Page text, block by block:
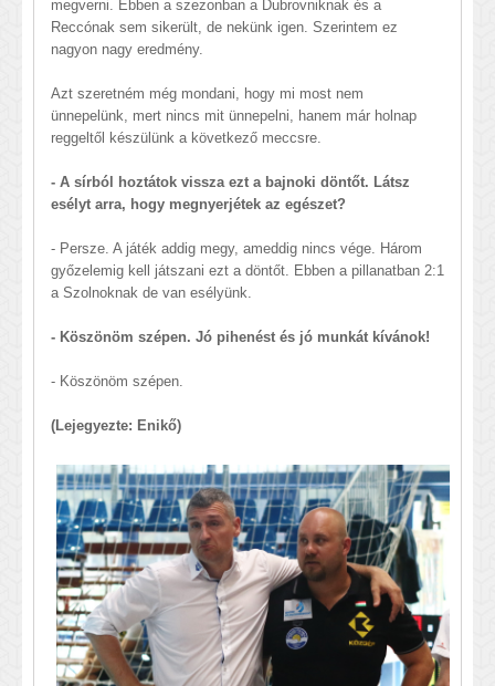
megverni. Ebben a szezonban a Dubrovniknak és a
Reccónak sem sikerült, de nekünk igen. Szerintem ez
nagyon nagy eredmény.
Azt szeretném még mondani, hogy mi most nem
ünnepelünk, mert nincs mit ünnepelni, hanem már holnap
reggeltől készülünk a következő meccsre.
- A sírból hoztátok vissza ezt a bajnoki döntőt. Látsz
esélyt arra, hogy megnyerjétek az egészet?
- Persze. A játék addig megy, ameddig nincs vége. Három
győzelemig kell játszani ezt a döntőt. Ebben a pillanatban 2:1
a Szolnoknak de van esélyünk.
- Köszönöm szépen. Jó pihenést és jó munkát kívánok!
- Köszönöm szépen.
(Lejegyezte: Enikő)